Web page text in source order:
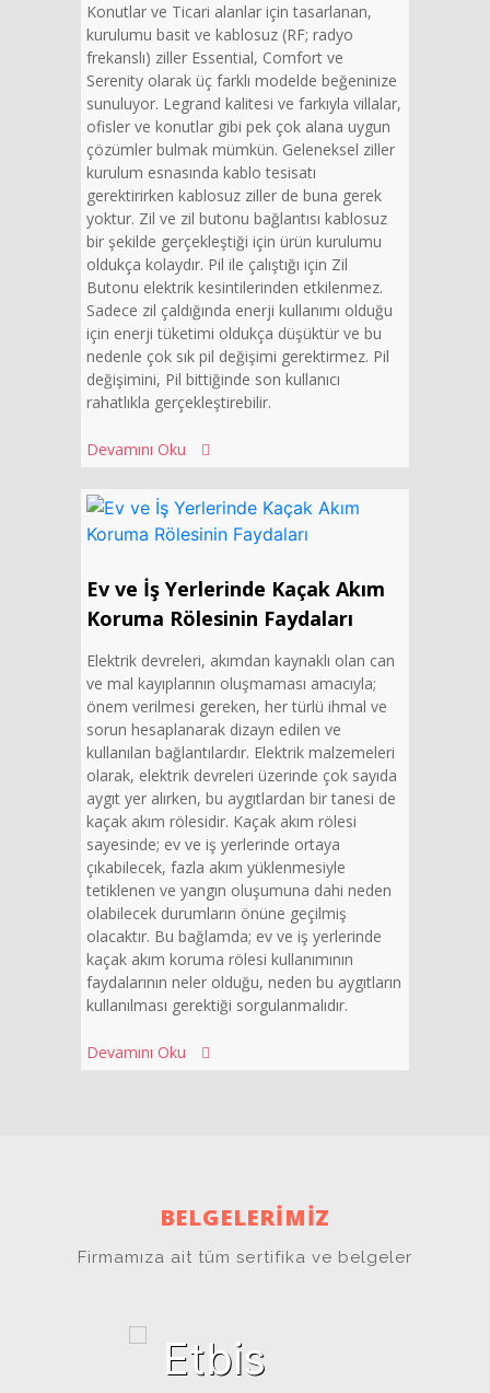
Konutlar ve Ticari alanlar için tasarlanan,
kurulumu basit ve kablosuz (RF; radyo
frekanslı) ziller Essential, Comfort ve
Serenity olarak üç farklı modelde beğeninize
sunuluyor. Legrand kalitesi ve farkıyla villalar,
ofisler ve konutlar gibi pek çok alana uygun
çözümler bulmak mümkün. Geleneksel ziller
kurulum esnasında kablo tesisatı
gerektirirken kablosuz ziller de buna gerek
yoktur. Zil ve zil butonu bağlantısı kablosuz
bir şekilde gerçekleştiği için ürün kurulumu
oldukça kolaydır. Pil ile çalıştığı için Zil
Butonu elektrik kesintilerinden etkilenmez.
Sadece zil çaldığında enerji kullanımı olduğu
için enerji tüketimi oldukça düşüktür ve bu
nedenle çok sık pil değişimi gerektirmez. Pil
değişimini, Pil bittiğinde son kullanıcı
rahatlıkla gerçekleştirebilir.
Devamını Oku
Ev ve İş Yerlerinde Kaçak Akım
Koruma Rölesinin Faydaları
Elektrik devreleri, akımdan kaynaklı olan can
ve mal kayıplarının oluşmaması amacıyla;
önem verilmesi gereken, her türlü ihmal ve
sorun hesaplanarak dizayn edilen ve
kullanılan bağlantılardır. Elektrik malzemeleri
olarak, elektrik devreleri üzerinde çok sayıda
aygıt yer alırken, bu aygıtlardan bir tanesi de
kaçak akım rölesidir. Kaçak akım rölesi
sayesinde; ev ve iş yerlerinde ortaya
çıkabilecek, fazla akım yüklenmesiyle
tetiklenen ve yangın oluşumuna dahi neden
olabilecek durumların önüne geçilmiş
olacaktır. Bu bağlamda; ev ve iş yerlerinde
kaçak akım koruma rölesi kullanımının
faydalarının neler olduğu, neden bu aygıtların
kullanılması gerektiği sorgulanmalıdır.
Devamını Oku
BELGELERİMİZ
Firmamıza ait tüm sertifika ve belgeler